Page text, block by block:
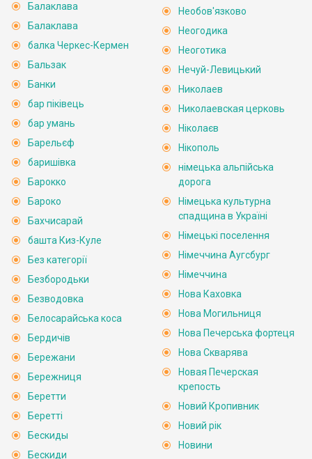
Балаклава
Балаклава
балка Черкес-Кермен
Бальзак
Банки
бар піківець
бар умань
Барельєф
баришівка
Барокко
Бароко
Бахчисарай
башта Киз-Куле
Без категорії
Безбородьки
Безводовка
Белосарайська коса
Бердичів
Бережани
Бережниця
Беретти
Беретті
Бескиды
Бескиди
Необов'язково
Неогодика
Неоготика
Нечуй-Левицький
Николаев
Николаевская церковь
Ніколаєв
Нікополь
німецька альпійська
дорога
Німецька культурна
спадщина в Україні
Німецькі поселення
Німеччина Аугсбург
Німеччина
Нова Каховка
Нова Могильниця
Нова Печерська фортеця
Нова Скварява
Новая Печерская
крепость
Новий Кропивник
Новий рік
Новини